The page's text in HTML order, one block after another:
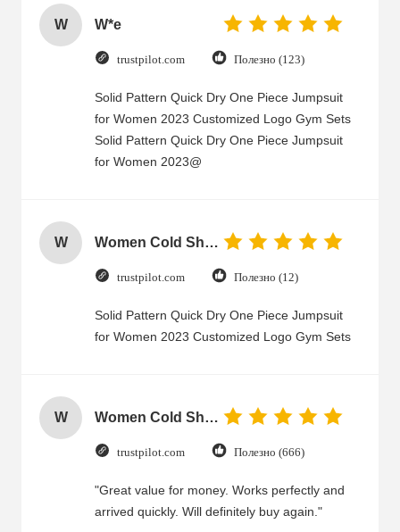
W W*e
trustpilot.com Полезно (123)
Solid Pattern Quick Dry One Piece Jumpsuit
for Women 2023 Customized Logo Gym Sets
Solid Pattern Quick Dry One Piece Jumpsuit
for Women 2023@
W Women Cold Shoulder V Neck Rayon Blouse
trustpilot.com Полезно (12)
Solid Pattern Quick Dry One Piece Jumpsuit
for Women 2023 Customized Logo Gym Sets
W Women Cold Shoulder V Neck Rayon Blouse
trustpilot.com Полезно (666)
"Great value for money. Works perfectly and
arrived quickly. Will definitely buy again."